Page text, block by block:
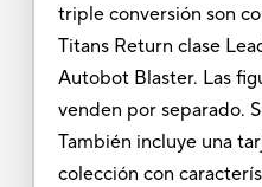
triple conversión son
Titans Return clase
Autobot Blaster. Las
venden por separado.
También incluye una
colección con